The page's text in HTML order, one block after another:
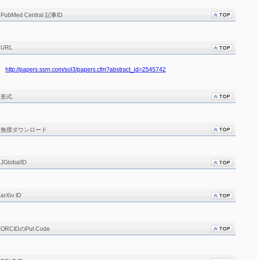
PubMed Central 記事ID
URL
http://papers.ssrn.com/sol3/papers.cfm?abstract_id=2545742
形式
無償ダウンロード
JGlobalID
arXiv ID
ORCIDのPut Code